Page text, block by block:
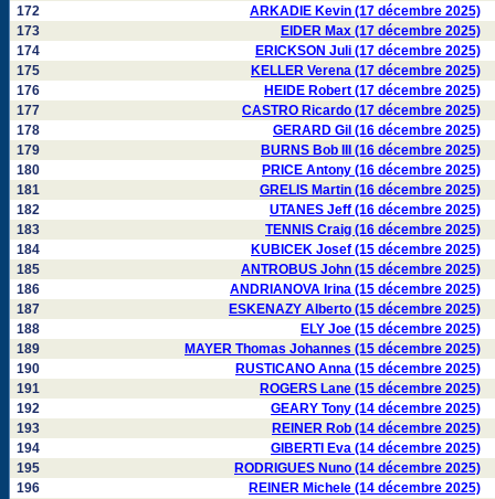
172
ARKADIE Kevin (17 décembre 2025)
173
EIDER Max (17 décembre 2025)
174
ERICKSON Juli (17 décembre 2025)
175
KELLER Verena (17 décembre 2025)
176
HEIDE Robert (17 décembre 2025)
177
CASTRO Ricardo (17 décembre 2025)
178
GERARD Gil (16 décembre 2025)
179
BURNS Bob III (16 décembre 2025)
180
PRICE Antony (16 décembre 2025)
181
GRELIS Martin (16 décembre 2025)
182
UTANES Jeff (16 décembre 2025)
183
TENNIS Craig (16 décembre 2025)
184
KUBICEK Josef (15 décembre 2025)
185
ANTROBUS John (15 décembre 2025)
186
ANDRIANOVA Irina (15 décembre 2025)
187
ESKENAZY Alberto (15 décembre 2025)
188
ELY Joe (15 décembre 2025)
189
MAYER Thomas Johannes (15 décembre 2025)
190
RUSTICANO Anna (15 décembre 2025)
191
ROGERS Lane (15 décembre 2025)
192
GEARY Tony (14 décembre 2025)
193
REINER Rob (14 décembre 2025)
194
GIBERTI Eva (14 décembre 2025)
195
RODRIGUES Nuno (14 décembre 2025)
196
REINER Michele (14 décembre 2025)